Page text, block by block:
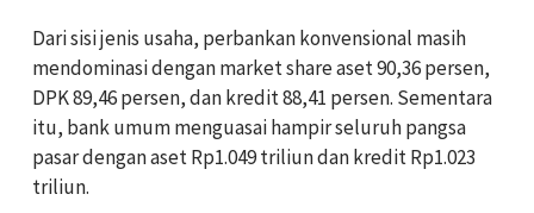
Dari sisi jenis usaha, perbankan konvensional masih
mendominasi dengan market share aset 90,36 persen,
DPK 89,46 persen, dan kredit 88,41 persen. Sementara
itu, bank umum menguasai hampir seluruh pangsa
pasar dengan aset Rp1.049 triliun dan kredit Rp1.023
triliun.